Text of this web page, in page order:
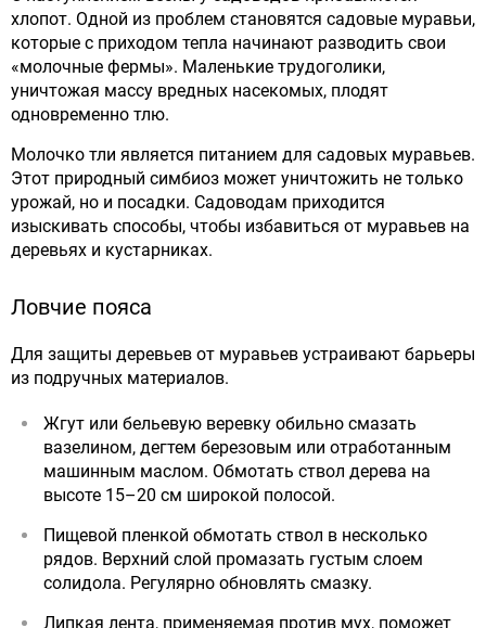
хлопот. Одной из проблем становятся садовые муравьи,
которые с приходом тепла начинают разводить свои
«молочные фермы». Маленькие трудоголики,
уничтожая массу вредных насекомых, плодят
одновременно тлю.
Молочко тли является питанием для садовых муравьев.
Этот природный симбиоз может уничтожить не только
урожай, но и посадки. Садоводам приходится
изыскивать способы, чтобы избавиться от муравьев на
деревьях и кустарниках.
Ловчие пояса
Для защиты деревьев от муравьев устраивают барьеры
из подручных материалов.
Жгут или бельевую веревку обильно смазать
вазелином, дегтем березовым или отработанным
машинным маслом. Обмотать ствол дерева на
высоте 15–20 см широкой полосой.
Пищевой пленкой обмотать ствол в несколько
рядов. Верхний слой промазать густым слоем
солидола. Регулярно обновлять смазку.
Липкая лента, применяемая против мух, поможет